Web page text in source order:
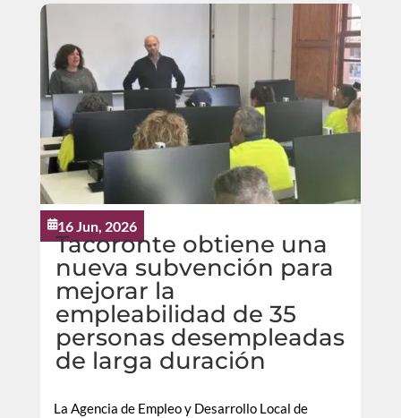
16 Jun, 2026
Tacoronte obtiene una
nueva subvención para
mejorar la
empleabilidad de 35
personas desempleadas
de larga duración
La Agencia de Empleo y Desarrollo Local de